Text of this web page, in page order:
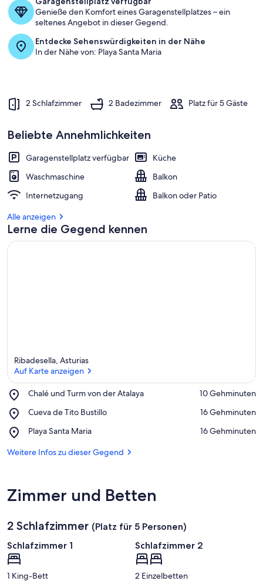
von
der
Strand-
Ribadesella
Panoramafoto
Genieße den Komfort eines Garagenstellplatzes – ein
seltenes Angebot in dieser Gegend.
Entdecke Sehenswürdigkeiten in der Nähe
In der Nähe von: Playa Santa Maria
2 Schlafzimmer 2 Badezimmer Platz für 5 Gäste
Beliebte Annehmlichkeiten
Garagenstellplatz verfügbar
Küche
Waschmaschine
Balkon
Internetzugang
Balkon oder Patio
Alle anzeigen
Lerne die Gegend kennen
Ribadesella, Asturias
Auf Karte anzeigen
Chalé und Turm von der Atalaya
Place,
und
von
Atalaya
‪10 Gehminuten‬
Cueva de Tito Bustillo
Place,
de
Bustillo
‪16 Gehminuten‬
Playa Santa Maria
Place,
Santa
‪16 Gehminuten‬
Weitere Infos zu dieser Gegend
Zimmer und Betten
2 Schlafzimmer (Platz für 5 Personen)
Schlafzimmer 1
1 King-Bett
Schlafzimmer 2
2 Einzelbetten